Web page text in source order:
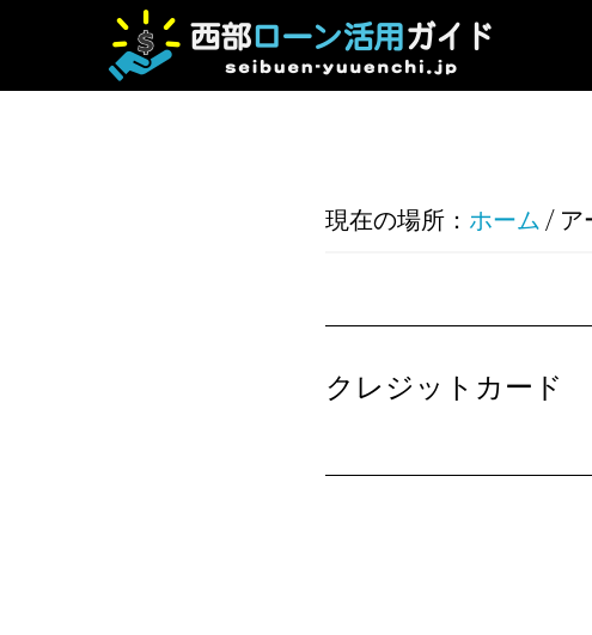
main
現在の場所： ホーム/
クレジットカード